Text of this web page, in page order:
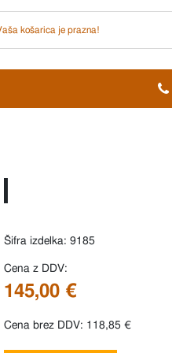
košarica je prazna!
Šifra izdelka: 9185
Cena z DDV:
145,00 €
Cena brez DDV: 118,85 €